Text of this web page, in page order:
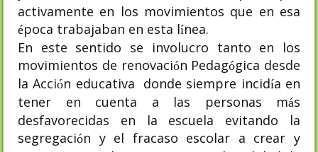
activamente en los movimientos que en esa
época trabajaban en esta línea.
En este sentido se involucro tanto en los
movimientos de renovación Pedagógica desde
la Acción educativa donde siempre incidía en
tener en cuenta a las personas más
desfavorecidas en la escuela evitando la
segregación y el fracaso escolar a crear y